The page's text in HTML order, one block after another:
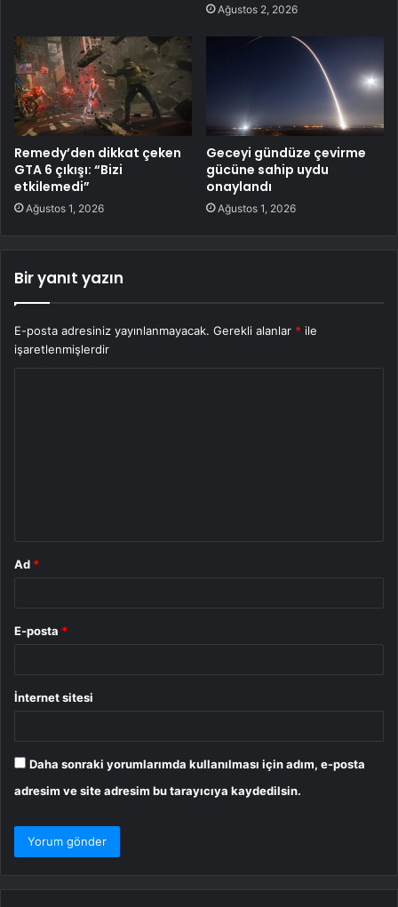
Ağustos 2, 2026
Remedy’den dikkat çeken
GTA 6 çıkışı: “Bizi
etkilemedi”
Ağustos 1, 2026
Geceyi gündüze çevirme
gücüne sahip uydu
onaylandı
Ağustos 1, 2026
Bir yanıt yazın
E-posta adresiniz yayınlanmayacak. Gerekli alanlar * ile
işaretlenmişlerdir
Ad *
E-posta *
İnternet sitesi
Daha sonraki yorumlarımda kullanılması için adım, e-posta
adresim ve site adresim bu tarayıcıya kaydedilsin.